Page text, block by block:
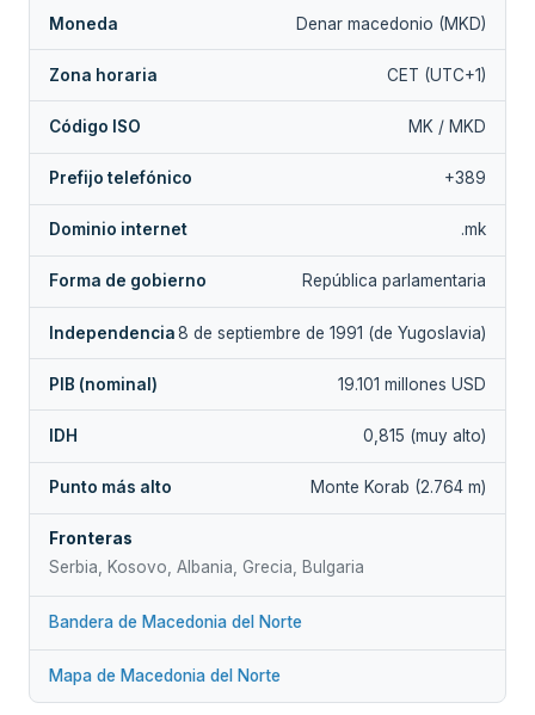
Moneda Denar macedonio (MKD)
Zona horaria CET (UTC+1)
Código ISO MK / MKD
Prefijo telefónico +389
Dominio internet .mk
Forma de gobierno República parlamentaria
Independencia8 de septiembre de 1991 (de Yugoslavia)
PIB (nominal) 19.101 millones USD
IDH 0,815 (muy alto)
Punto más alto Monte Korab (2.764 m)
Fronteras
Serbia, Kosovo, Albania, Grecia, Bulgaria
Bandera de Macedonia del Norte
Mapa de Macedonia del Norte